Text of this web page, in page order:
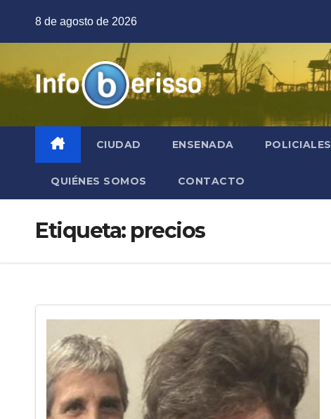
8 de agosto de 2026
CIUDAD ENSENADA POLICIALES
QUIÉNES SOMOS CONTACTO
Etiqueta: precios